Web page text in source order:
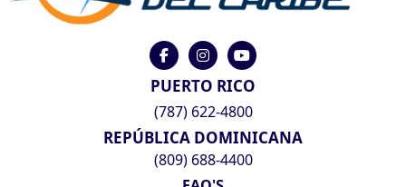
PUERTO RICO
(787) 622-4800
REPÚBLICA DOMINICANA
(809) 688-4400